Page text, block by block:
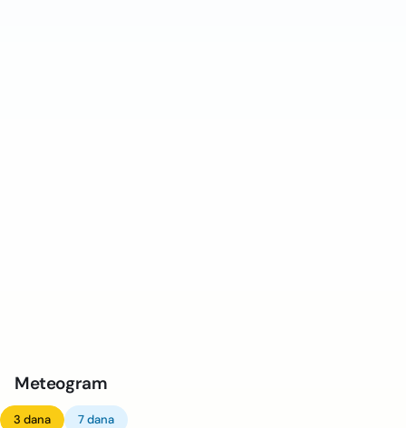
Meteogram
3 dana 7 dana